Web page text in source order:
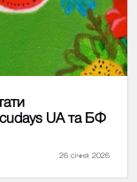
UA та БФ
26 січня 2026